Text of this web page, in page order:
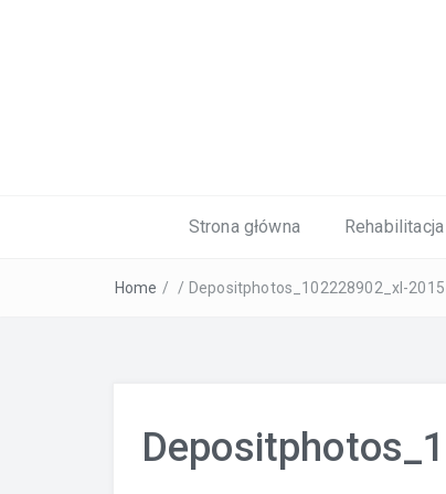
Strona główna Rehabilitacja
Home / / Depositphotos_102228902_xl-